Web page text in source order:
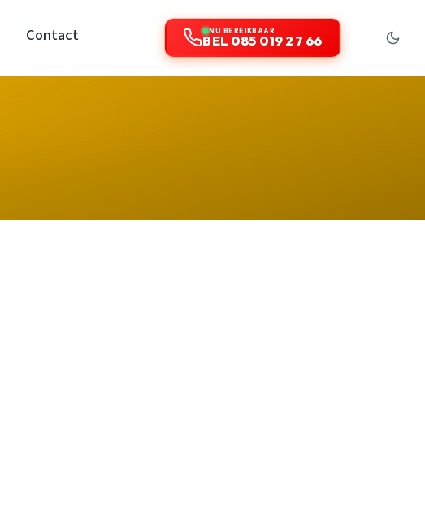
Contact NU BEREIKBAAR
BEL 085 019 27 66